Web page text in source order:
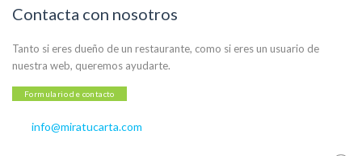
Contacta con nosotros
Tanto si eres dueño de un restaurante, como si eres un usuario de
nuestra web, queremos ayudarte.
Formulario de contacto
info@miratucarta.com